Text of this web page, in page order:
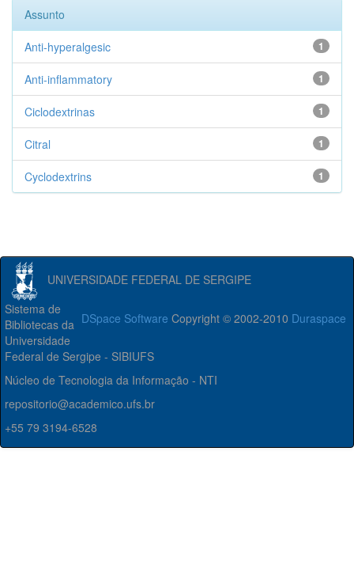
Assunto
1
Anti-hyperalgesic
1
Anti-inflammatory
1
Ciclodextrinas
1
Citral
1
Cyclodextrins
UNIVERSIDADE FEDERAL DE SERGIPE
DSpace Software Copyright © 2002-2010 Duraspace
Sistema de
Bibliotecas da
Universidade
Federal de Sergipe - SIBIUFS
Núcleo de Tecnologia da Informação - NTI
repositorio@academico.ufs.br
+55 79 3194-6528